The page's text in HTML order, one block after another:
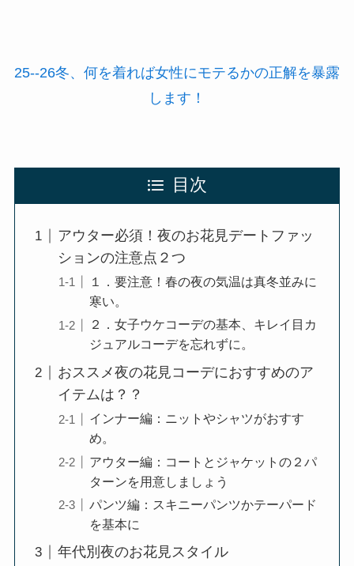
25--26冬、何を着れば女性にモテるかの正解を暴露
します！
目次
アウター必須！夜のお花見デートファッ
ションの注意点２つ
１．要注意！春の夜の気温は真冬並みに
寒い。
２．女子ウケコーデの基本、キレイ目カ
ジュアルコーデを忘れずに。
おススメ夜の花見コーデにおすすめのア
イテムは？？
インナー編：ニットやシャツがおすす
め。
アウター編：コートとジャケットの２パ
ターンを用意しましょう
パンツ編：スキニーパンツかテーパード
を基本に
年代別夜のお花見スタイル